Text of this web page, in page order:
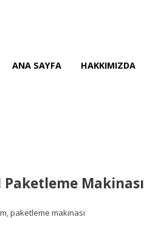
ANA SAYFA HAKKIMIZDA
Paketleme Makinası
paketleme makinası